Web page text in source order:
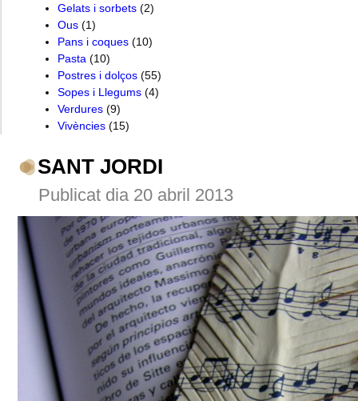
Gelats i sorbets (2)
Ous (1)
Pans i coques (10)
Pasta (10)
Postres i dolços (55)
Sopes i Llegums (4)
Verdures (9)
Vivències (15)
SANT JORDI
Publicat dia 20 abril 2013